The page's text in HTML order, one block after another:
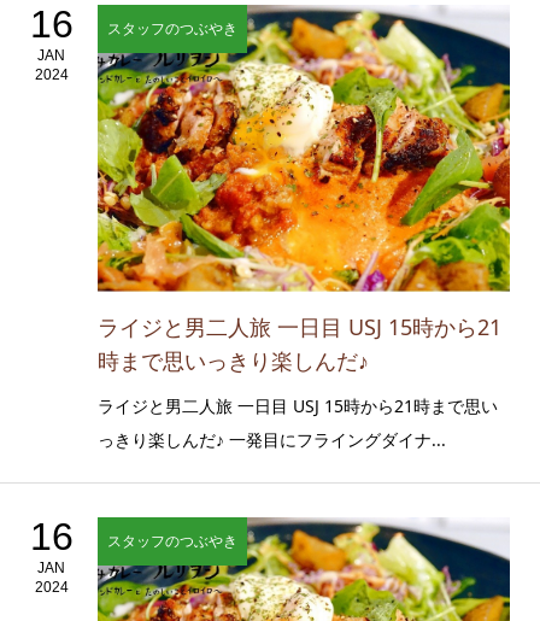
16
JAN
2024
スタッフのつぶやき
ライジと男二人旅 一日目 USJ 15時から21
時まで思いっきり楽しんだ♪
ライジと男二人旅 一日目 USJ 15時から21時まで思い
っきり楽しんだ♪ 一発目にフライングダイナ...
16
JAN
2024
スタッフのつぶやき